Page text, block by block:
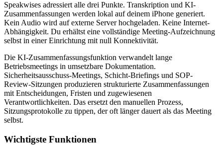
Speakwises adressiert alle drei Punkte. Transkription und KI-
Zusammenfassungen werden lokal auf deinem iPhone generiert.
Kein Audio wird auf externe Server hochgeladen. Keine Internet-
Abhängigkeit. Du erhältst eine vollständige Meeting-Aufzeichnung
selbst in einer Einrichtung mit null Konnektivität.
Die KI-Zusammenfassungsfunktion verwandelt lange
Betriebsmeetings in umsetzbare Dokumentation.
Sicherheitsausschuss-Meetings, Schicht-Briefings und SOP-
Review-Sitzungen produzieren strukturierte Zusammenfassungen
mit Entscheidungen, Fristen und zugewiesenen
Verantwortlichkeiten. Das ersetzt den manuellen Prozess,
Sitzungsprotokolle zu tippen, der oft länger dauert als das Meeting
selbst.
Wichtigste Funktionen